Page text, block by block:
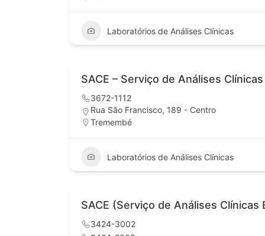
Laboratórios de Análises Clínicas
SACE – Serviço de Análises
3672-1112
Rua São Francisco, 189 - Centro
Tremembé
Laboratórios de Análises Clínicas
SACE (Serviço de Análises Clínicas
3424-3002